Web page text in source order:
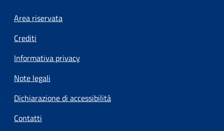
Footer menu
Area riservata
Crediti
Informativa privacy
Note legali
Dichiarazione di accessibilità
Contatti